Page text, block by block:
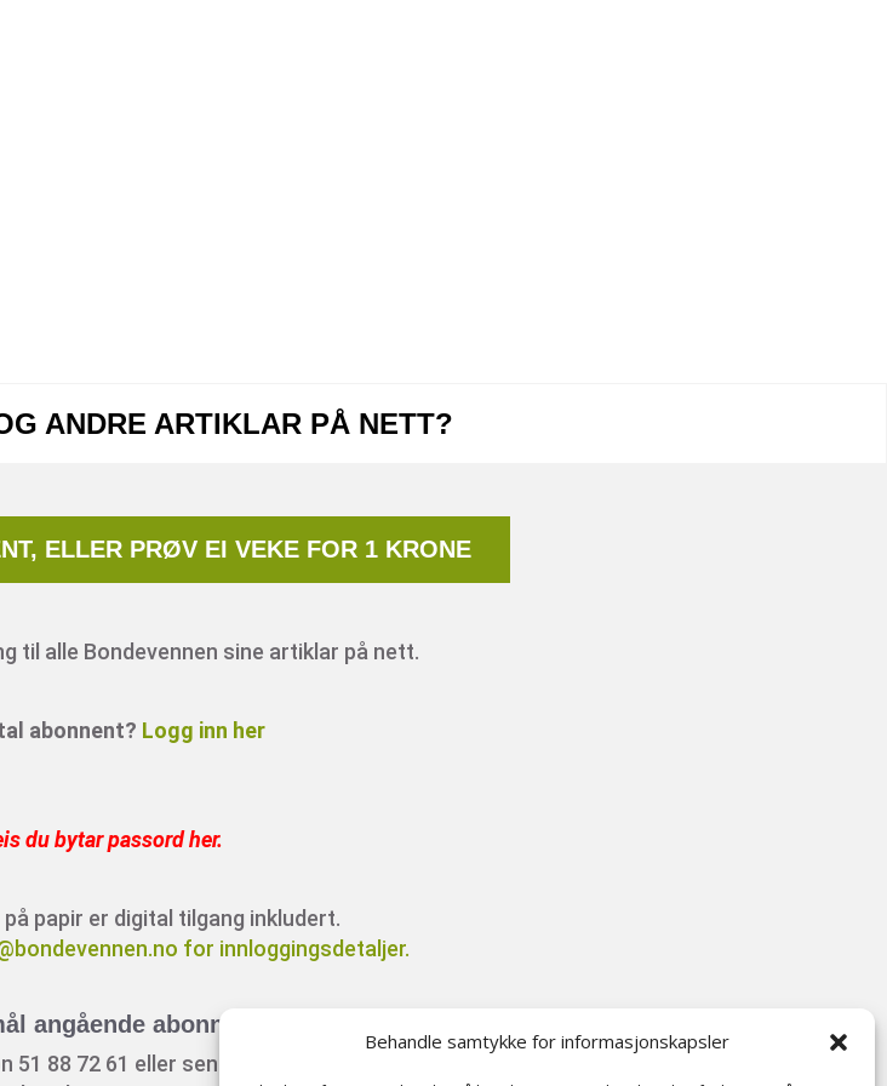
Behandle samtykke for informasjonskapsler
ANDRE ARTIKLAR PÅ NETT?
ELLER PRØV EI VEKE FOR 1 KRONE
til alle Bondevennen sine artiklar på nett.
abonnent? Logg inn her
du bytar passord her.
papir er digital tilgang inkludert.
for innloggingsdetaljer.
angående abonnement?
88 72 61 eller send ein e-post til